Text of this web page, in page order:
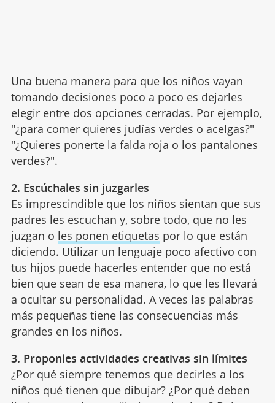
Una buena manera para que los niños vayan
tomando decisiones poco a poco es dejarles
elegir entre dos opciones cerradas. Por ejemplo,
"¿para comer quieres judías verdes o acelgas?"
"¿Quieres ponerte la falda roja o los pantalones
verdes?".
2. Escúchales sin juzgarles
Es imprescindible que los niños sientan que sus
padres les escuchan y, sobre todo, que no les
juzgan o les ponen etiquetas por lo que están
diciendo. Utilizar un lenguaje poco afectivo con
tus hijos puede hacerles entender que no está
bien que sean de esa manera, lo que les llevará
a ocultar su personalidad. A veces las palabras
más pequeñas tiene las consecuencias más
grandes en los niños.
3. Proponles actividades creativas sin límites
¿Por qué siempre tenemos que decirles a los
niños qué tienen que dibujar? ¿Por qué deben